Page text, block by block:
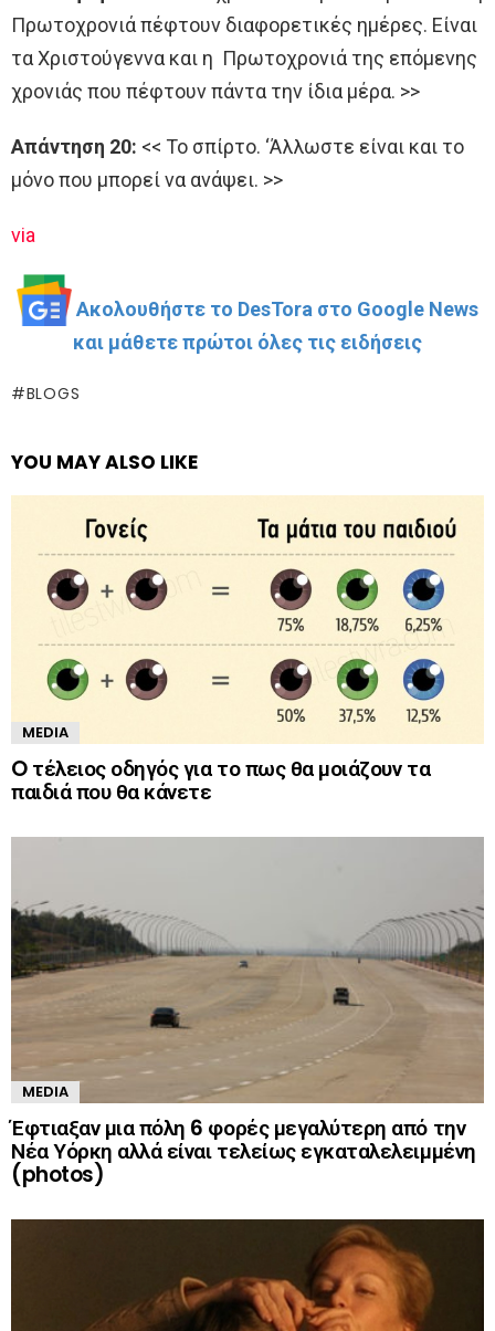
Πρωτοχρονιά πέφτουν διαφορετικές ημέρες. Είναι
τα Χριστούγεννα και η Πρωτοχρονιά της επόμενης
χρονιάς που πέφτουν πάντα την ίδια μέρα. >>
Απάντηση 20: << Το σπίρτο. ‘Άλλωστε είναι και το
μόνο που μπορεί να ανάψει. >>
via
Ακολουθήστε το DesTora στο Google News
και μάθετε πρώτοι όλες τις ειδήσεις
BLOGS
YOU MAY ALSO LIKE
MEDIA
O τέλειος οδηγός για το πως θα μοιάζουν τα
παιδιά που θα κάνετε
MEDIA
Έφτιαξαν μια πόλη 6 φορές μεγαλύτερη από την
Νέα Υόρκη αλλά είναι τελείως εγκαταλελειμμένη
(photos)